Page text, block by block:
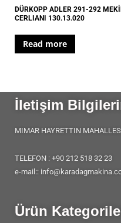
DÜRKOPP ADLER 291-292
CERLIANI 130.13.020
Read more
İletişim
MIMAR HAYRETTIN
TELEFON : +90 212 518 32 23
e-mail::
Ürün